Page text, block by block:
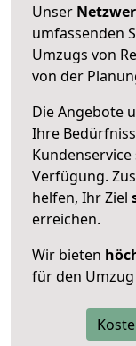
Unser
umfassenden
Umzugs von
von der
Die Angebote
Ihre
Verfügung.
helfen, Ihr Ziel
erreichen.
Wir bieten
für den